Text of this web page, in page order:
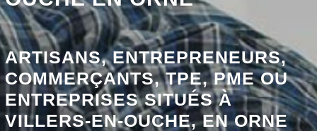
ARTISANS, ENTREPRENEURS,
COMMERÇANTS, TPE, PME OU
ENTREPRISES SITUÉS À
VILLERS-EN-OUCHE, EN ORNE